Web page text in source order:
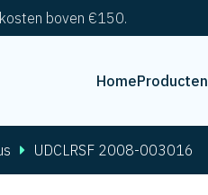
boven €150.
HomeProducten
UDCLRSF 2008-003016